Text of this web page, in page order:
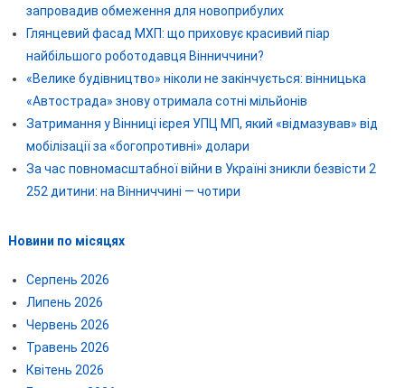
запровадив обмеження для новоприбулих
Глянцевий фасад МХП: що приховує красивий піар
найбільшого роботодавця Вінниччини?
«Велике будівництво» ніколи не закінчується: вінницька
«Автострада» знову отримала сотні мільйонів
Затримання у Вінниці ієрея УПЦ МП, який «відмазував» від
мобілізації за «богопротивні» долари
За час повномасштабної війни в Україні зникли безвісти 2
252 дитини: на Вінниччині — чотири
Новини по місяцях
Серпень 2026
Липень 2026
Червень 2026
Травень 2026
Квітень 2026